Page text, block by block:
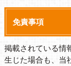
免責事項
掲載されている情
生じた場合も、当